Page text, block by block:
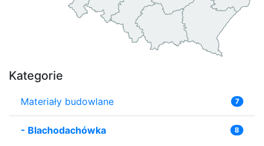
Kategorie
Materiały budowlane 7
- Blachodachówka 8